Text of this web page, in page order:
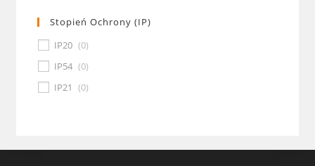
Stopień Ochrony (IP)
IP20 (0)
IP54 (0)
IP21 (0)